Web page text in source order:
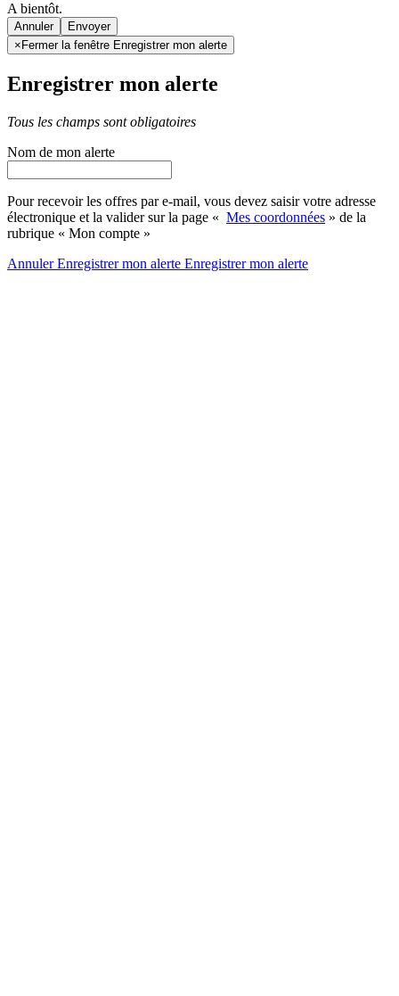
A bientôt.
Annuler
× Fermer la fenêtre Enregistrer mon alerte
Enregistrer mon alerte
Tous les champs sont obligatoires
Nom de mon alerte
Pour recevoir les offres par e-mail, vous devez saisir votre adresse
électronique et la valider sur la page « Mes coordonnées » de la
rubrique « Mon compte »
AnnulerEnregistrer mon alerte Enregistrermon alerte